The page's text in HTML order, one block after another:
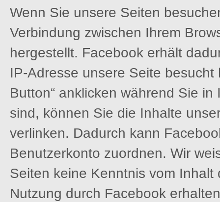
Wenn Sie unsere Seiten
Verbindung zwischen Ihrem
hergestellt. Facebook erhält
IP-Adresse unsere Seite
Button“ anklicken während Sie
sind, können Sie die Inhalte
verlinken. Dadurch kann
Benutzerkonto zuordnen. Wir
Seiten keine Kenntnis vom
Nutzung durch Facebook